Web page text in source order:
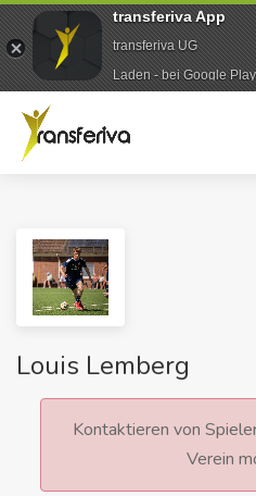
Louis Lemberg
Kontaktieren von
Verein
transferiva App
transferiva UG
Laden - bei Google Play